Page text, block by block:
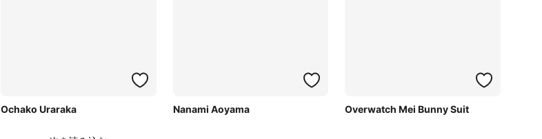
Ochako Uraraka Nanami Aoyama Overwatch Mei Bunny Suit